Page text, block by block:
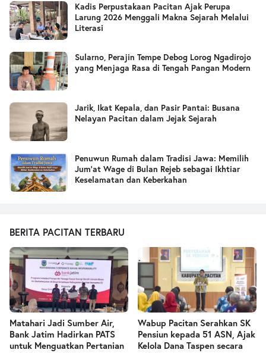
Kadis Perpustakaan Pacitan Ajak Perupa
Larung 2026 Menggali Makna Sejarah Melalui
Literasi
Sularno, Perajin Tempe Debog Lorog Ngadirojo
yang Menjaga Rasa di Tengah Pangan Modern
Jarik, Ikat Kepala, dan Pasir Pantai: Busana
Nelayan Pacitan dalam Jejak Sejarah
Penuwun Rumah dalam Tradisi Jawa: Memilih
Jum’at Wage di Bulan Rejeb sebagai Ikhtiar
Keselamatan dan Keberkahan
BERITA PACITAN TERBARU
Matahari Jadi Sumber Air,
Bank Jatim Hadirkan PATS
untuk Menguatkan Pertanian
Wabup Pacitan Serahkan SK
Pensiun kepada 51 ASN, Ajak
Kelola Dana Taspen secara